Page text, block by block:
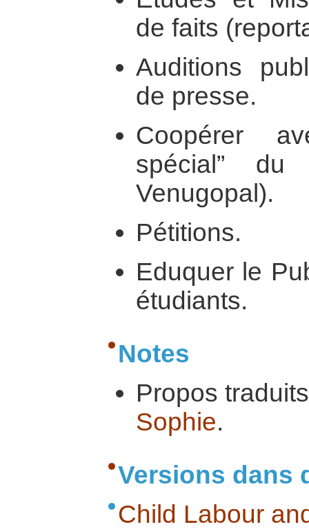
de faits
Auditions
de presse.
Coopérer
spécial” du
Venugopal).
Pétitions.
Eduquer le
étudiants.
Notes
Propos
Sophie.
Versions dans
Child Labour